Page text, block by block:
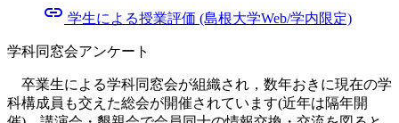
link 学生による授業評価 (島根大学Web/学内限定)
学科同窓会アンケート
卒業生による学科同窓会が組織され，数年おきに現在の学
科構成員も交えた総会が開催されています(近年は隔年開